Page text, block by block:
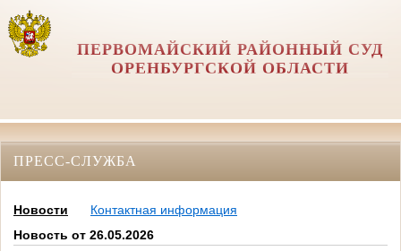
ПЕРВОМАЙСКИЙ РАЙОННЫЙ СУД
ОРЕНБУРГСКОЙ ОБЛАСТИ
ПРЕСС-СЛУЖБА
Новости
Контактная информация
Новость от 26.05.2026